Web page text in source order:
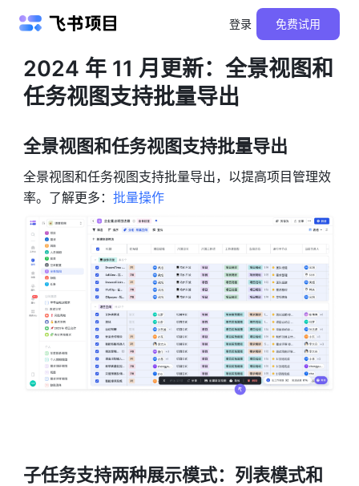
登录 免费试用
产品更新
2024 年 11 月更新：全景视图和
任务视图支持批量导出
全景视图和任务视图支持批量导出
全景视图和任务视图支持批量导出，以提高项目管理效
率。了解更多：批量操作
子任务支持两种展示模式：列表模式和